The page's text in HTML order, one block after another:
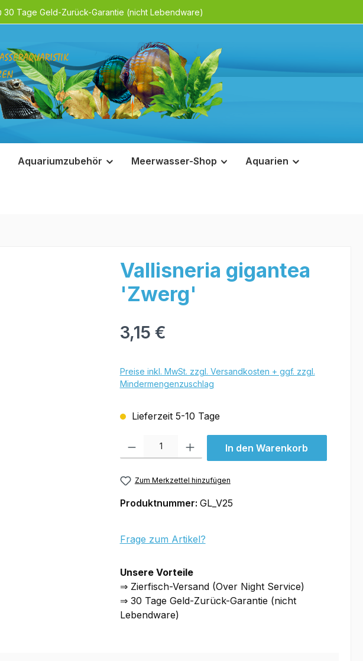
30 Tage Geld-Zurück-Garantie (nicht Lebendware)
Aquariumzubehör Meerwasser-Shop Aquarien
Vallisneria gigantea
'Zwerg'
3,15 €
Preise inkl. MwSt. zzgl. Versandkosten + ggf. zzgl.
Mindermengenzuschlag
Lieferzeit 5-10 Tage
In den Warenkorb
Zum Merkzettel hinzufügen
Produktnummer: GL_V25
Frage zum Artikel?
Unsere Vorteile
⇒ Zierfisch-Versand (Over Night Service)
⇒ 30 Tage Geld-Zurück-Garantie (nicht
Lebendware)